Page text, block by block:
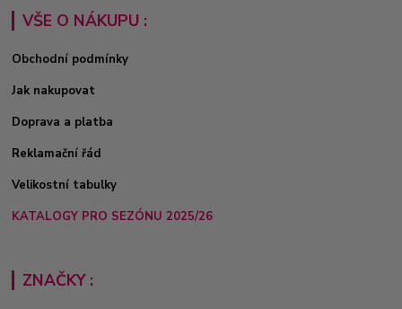
VŠE O NÁKUPU :
Obchodní podmínky
Jak nakupovat
Doprava a platba
Reklamační řád
Velikostní tabulky
KATALOGY PRO SEZÓNU 2025/26
ZNAČKY :